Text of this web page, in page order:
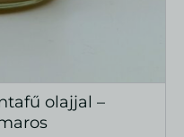
olajjal –